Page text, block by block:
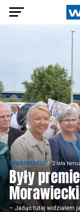
WIADOMOŚCI 2 lata temu
Były
– Jadąc tutaj widziałem